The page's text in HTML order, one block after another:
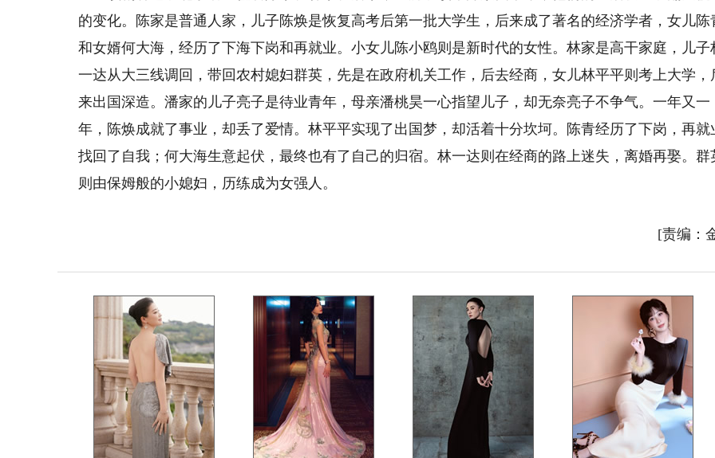
的变化。陈家是普通人家，儿子陈焕是恢复高考后第一批大学生，后来成了著名的经济学者，女儿陈
和女婿何大海，经历了下海下岗和再就业。小女儿陈小鸥则是新时代的女性。林家是高干家庭，儿子
一达从大三线调回，带回农村媳妇群英，先是在政府机关工作，后去经商，女儿林平平则考上大学，
来出国深造。潘家的儿子亮子是待业青年，母亲潘桃昊一心指望儿子，却无奈亮子不争气。一年又一
年，陈焕成就了事业，却丢了爱情。林平平实现了出国梦，却活着十分坎坷。陈青经历了下岗，再就
找回了自我；何大海生意起伏，最终也有了自己的归宿。林一达则在经商的路上迷失，离婚再娶。群
则由保姆般的小媳妇，历练成为女强人。
[责编：